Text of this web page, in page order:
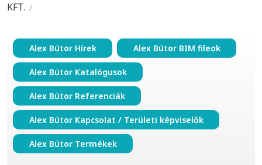
KFT.
Alex Bútor Hírek Alex Bútor BIM fileok
Alex Bútor Katalógusok
Alex Bútor Referenciák
Alex Bútor Kapcsolat / Területi képviselők
Alex Bútor Termékek